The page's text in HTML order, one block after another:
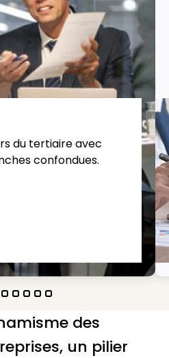
du tertiaire avec
confondues.
des
un pilier